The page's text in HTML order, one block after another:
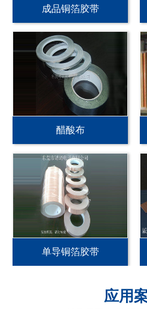
成品铜箔胶带
醋酸布
单导铜箔胶带
应用